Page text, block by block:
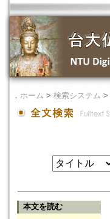
． ホーム > 検索システム >
本文を読む